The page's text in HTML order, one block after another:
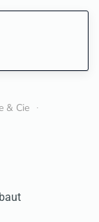
& Cie